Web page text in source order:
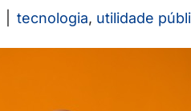
tecnologia, utilidade